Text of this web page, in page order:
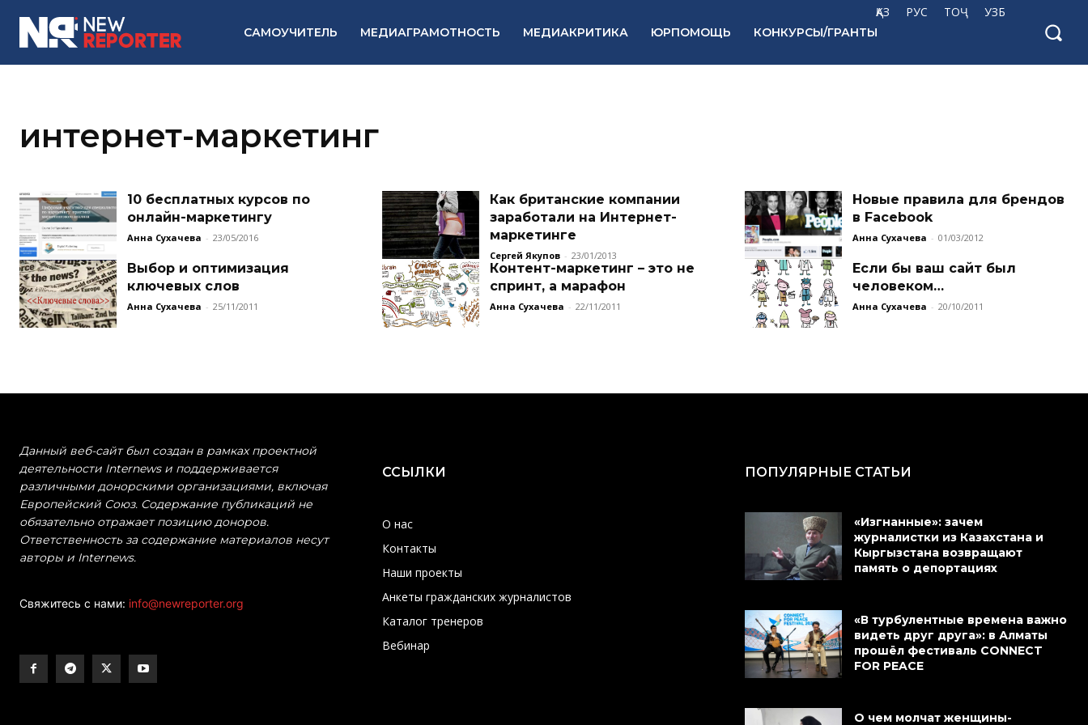
ҚАЗ РУС ТОҶ УЗБ
САМОУЧИТЕЛЬ МЕДИАГРАМОТНОСТЬ МЕДИАКРИТИКА ЮРПОМОЩЬ КОНКУРСЫ/ГРАНТЫ
интернет-маркетинг
10 бесплатных курсов по
онлайн-маркетингу
Анна Сухачева - 23/05/2016
Как британские компании
заработали на Интернет-
маркетинге
Сергей Якупов - 23/01/2013
Новые правила для брендов
в Facebook
Анна Сухачева - 01/03/2012
Выбор и оптимизация
ключевых слов
Анна Сухачева - 25/11/2011
Контент-маркетинг – это не
спринт, а марафон
Анна Сухачева - 22/11/2011
Если бы ваш сайт был
человеком…
Анна Сухачева - 20/10/2011
Данный веб-сайт был создан в рамках проектной
деятельности Internews и поддерживается
различными донорскими организациями, включая
Европейский Союз. Содержание публикаций не
обязательно отражает позицию доноров.
Ответственность за содержание материалов несут
авторы и Internews.
Свяжитесь с нами: info@newreporter.org
ССЫЛКИ
О нас
Контакты
Наши проекты
Анкеты гражданских журналистов
Каталог тренеров
Вебинар
ПОПУЛЯРНЫЕ СТАТЬИ
«Изгнанные»: зачем
журналистки из Казахстана и
Кыргызстана возвращают
память о депортациях
«В турбулентные времена важно
видеть друг друга»: в Алматы
прошёл фестиваль CONNECT
FOR PEACE
О чем молчат женщины-